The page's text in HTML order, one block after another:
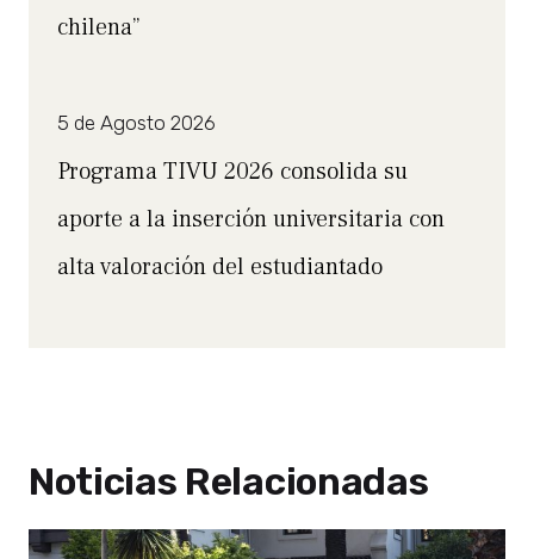
chilena”
5 de Agosto 2026
Programa TIVU 2026 consolida su
aporte a la inserción universitaria con
alta valoración del estudiantado
Noticias Relacionadas